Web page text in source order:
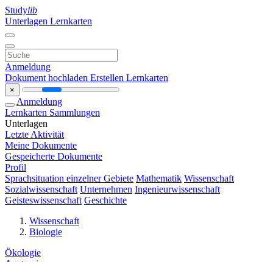
Studylib
Unterlagen Lernkarten
Anmeldung
Dokument hochladen Erstellen Lernkarten
×
Anmeldung
Lernkarten Sammlungen
Unterlagen
Letzte Aktivität
Meine Dokumente
Gespeicherte Dokumente
Profil
Sprachsituation einzelner Gebiete Mathematik Wissenschaft
Sozialwissenschaft Unternehmen Ingenieurwissenschaft
Geisteswissenschaft Geschichte
Wissenschaft
Biologie
Ökologie